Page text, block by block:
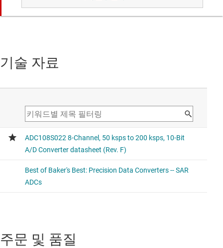
다른 핀 출력을 지원하지만 비교 대상 장치와 동일한
기능.
SPI 인터페이스 및 GPIO를 지원하는 소형 8채널, 12비트, 아
날로그-디지털 컨버터(ADC)
ADC101S021
SPI를 지원하는 10비트, 200kSPS, 1채널 SAR ADC
Lower channel count (8x)
기술 자료
주문 및 품질